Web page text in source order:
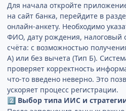
Для начала откройте
на сайт банка, перейдите в
онлайн-анкету. Необходимо
ФИО, дату рождения, налоговый
счёта: с возможностью
А) или без вычета (Тип Б).
проверяет корректность
что-то введено неверно. Это
ускоряет процесс регистрации.
2️⃣ Выбор типа ИИС и